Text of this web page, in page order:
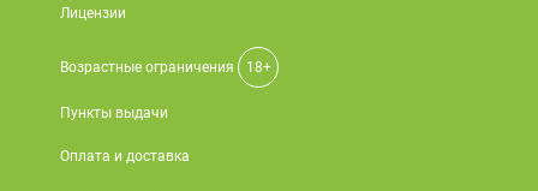
Лицензии
Возрастные ограничения 18+
Пункты выдачи
Оплата и доставка